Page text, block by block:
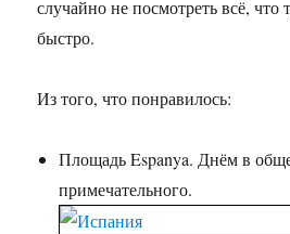
случайно не посмотреть всё, что
быстро.
Из того, что понравилось:
Площадь Espanya. Днём в
примечательного.